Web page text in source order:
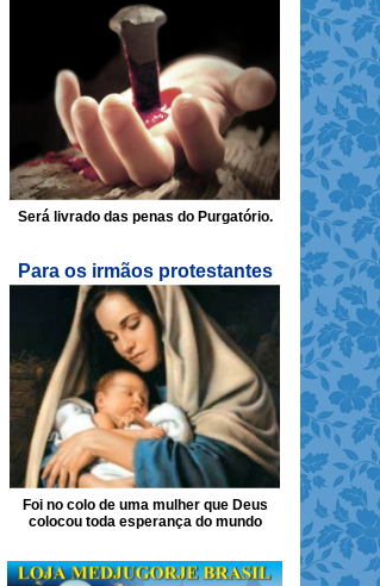
Será livrado das penas do Purgatório.
Para os irmãos protestantes
Foi no colo de uma mulher que Deus
colocou toda esperança do mundo